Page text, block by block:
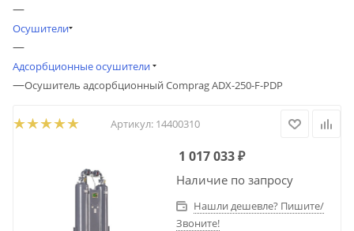
—
Осушители
—
Адсорбционные осушители
—Осушитель адсорбционный Comprag ADX-250-F-PDP
Артикул: 14400310
1 017 033₽
Наличие по запросу
Нашли дешевле? Пишите/
Звоните!